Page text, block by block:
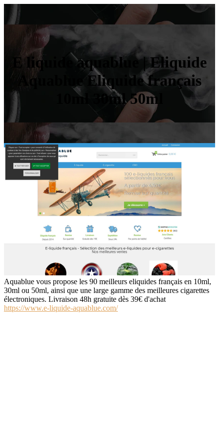
E liquide aquablue | Eliquide
Aquablue Eliquide français
10ml 30ml 50ml
Aquablue vous propose les 90 meilleurs eliquides français en 10ml,
30ml ou 50ml, ainsi que une large gamme des meilleures cigarettes
électroniques. Livraison 48h gratuite dès 39€ d'achat
https://www.e-liquide-aquablue.com/